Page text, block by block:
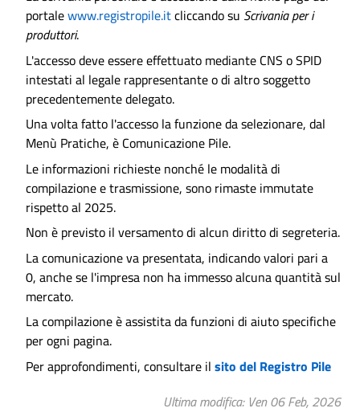
portalewww.registropile.itcliccando su Scrivania per i
produttori.
L'accesso deve essere effettuato mediante CNS o SPID
intestati al legale rappresentante o di altro soggetto
precedentemente delegato.
Una volta fatto l'accesso la funzione da selezionare, dal
Menù Pratiche, è Comunicazione Pile.
Le informazioni richieste nonché le modalità di
compilazione e trasmissione, sono rimaste immutate
rispetto al 2025.
Non è previsto il versamento di alcun diritto di segreteria.
La comunicazione va presentata, indicando valori pari a
0, anche se l'impresa non ha immesso alcuna quantità sul
mercato.
La compilazione è assistita da funzioni di aiuto specifiche
per ogni pagina.
Per approfondimenti, consultare il sito del Registro Pile
Ultima modifica Ven 06 Feb, 2026